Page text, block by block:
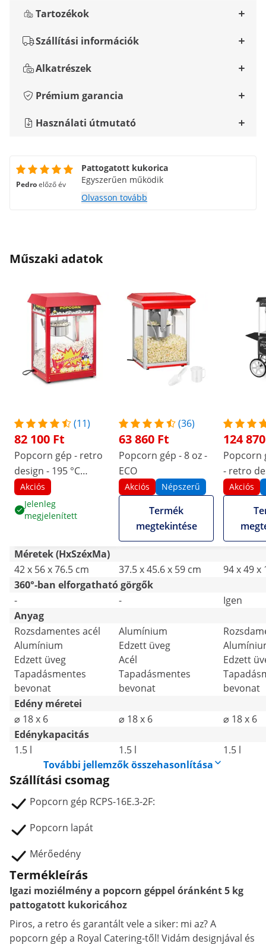
Tartozékok
Szállítási információk
Alkatrészek
Prémium garancia
Használati útmutató
Pedroelőző év
Pattogatott kukorica
Egyszerűen működik
Olvasson tovább
Műszaki adatok
(11)
82 100 Ft
Popcorn gép - retro
design - 195 °C
(édes) / 235 °C (sós) -
piros - Royal
Catering - 5 kg/h
Akciós
Jelenleg
megjelenített
(36)
63 860 Ft
Popcorn gép - 8 oz -
ECO
Akciós Népszerű
Termék
megtekintése
124
Popcorn
- retro
fekete -
Catering
Akciós
Méretek (HxSzéxMa)
42 x 56 x 76.5 cm
37.5 x 45.6 x 59 cm
94 x 49 x
360°-ban elforgatható görgők
-
-
Igen
Anyag
Rozsdamentes acél
Alumínium
Edzett üveg
Tapadásmentes
bevonat
Alumínium
Edzett üveg
Acél
Tapadásmentes
bevonat
Edzett
bevonat
Edény méretei
⌀ 18 x 6
⌀ 18 x 6
⌀ 18 x 6
Edénykapacitás
1.5 l
1.5 l
1.5 l
További jellemzők összehasonlítása
Szállítási csomag
Popcorn gép RCPS-16E.3-2F:
Popcorn lapát
Mérőedény
Termékleírás
Igazi moziélmény a popcorn géppel óránként 5 kg
pattogatott kukoricához
Piros, a retro és garantált vele a siker: mi az? A
popcorn gép a Royal Catering-től! Vidám designjával és